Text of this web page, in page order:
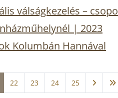
válságkezelés –
| 2023
Kolumbán Hannával
22 23 24 25